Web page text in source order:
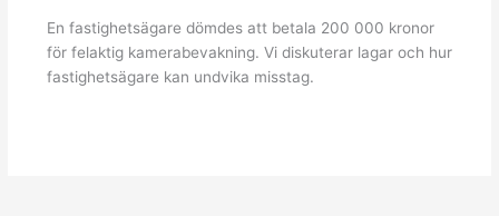
En fastighetsägare dömdes att betala 200 000 kronor
för felaktig kamerabevakning. Vi diskuterar lagar och hur
fastighetsägare kan undvika misstag.